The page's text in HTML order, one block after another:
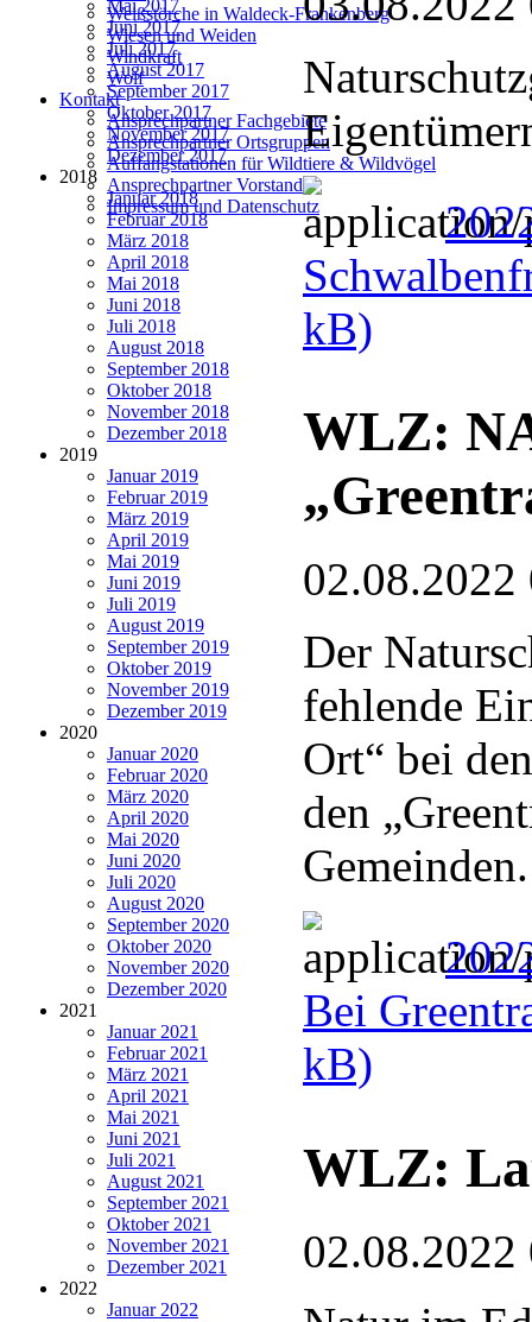
Weißstörche in Waldeck-Frankenberg
Wiesen und Weiden
Windkraft
Wolf
Kontakt
Ansprechpartner Fachgebiete
Ansprechpartner Ortsgruppen
Auffangstationen für Wildtiere & Wildvögel
Ansprechpartner Vorstand
Impressum und Datenschutz
Mai 2017
Juni 2017
Juli 2017
August 2017
September 2017
Oktober 2017
November 2017
Dezember 2017
2018
Januar 2018
Februar 2018
März 2018
April 2018
Mai 2018
Juni 2018
Juli 2018
August 2018
September 2018
Oktober 2018
November 2018
Dezember 2018
2019
Januar 2019
Februar 2019
März 2019
April 2019
Mai 2019
Juni 2019
Juli 2019
August 2019
September 2019
Oktober 2019
November 2019
Dezember 2019
2020
Januar 2020
Februar 2020
März 2020
April 2020
Mai 2020
Juni 2020
Juli 2020
August 2020
September 2020
Oktober 2020
November 2020
Dezember 2020
2021
Januar 2021
Februar 2021
März 2021
April 2021
Mai 2021
Juni 2021
Juli 2021
August 2021
September 2021
Oktober 2021
November 2021
Dezember 2021
2022
Januar 2022
kB)
WLZ:
02.08.2022
Der
fehlende
Ort“ bei
den
Gemeinden.
Bei
kB)
WLZ:
02.08.2022